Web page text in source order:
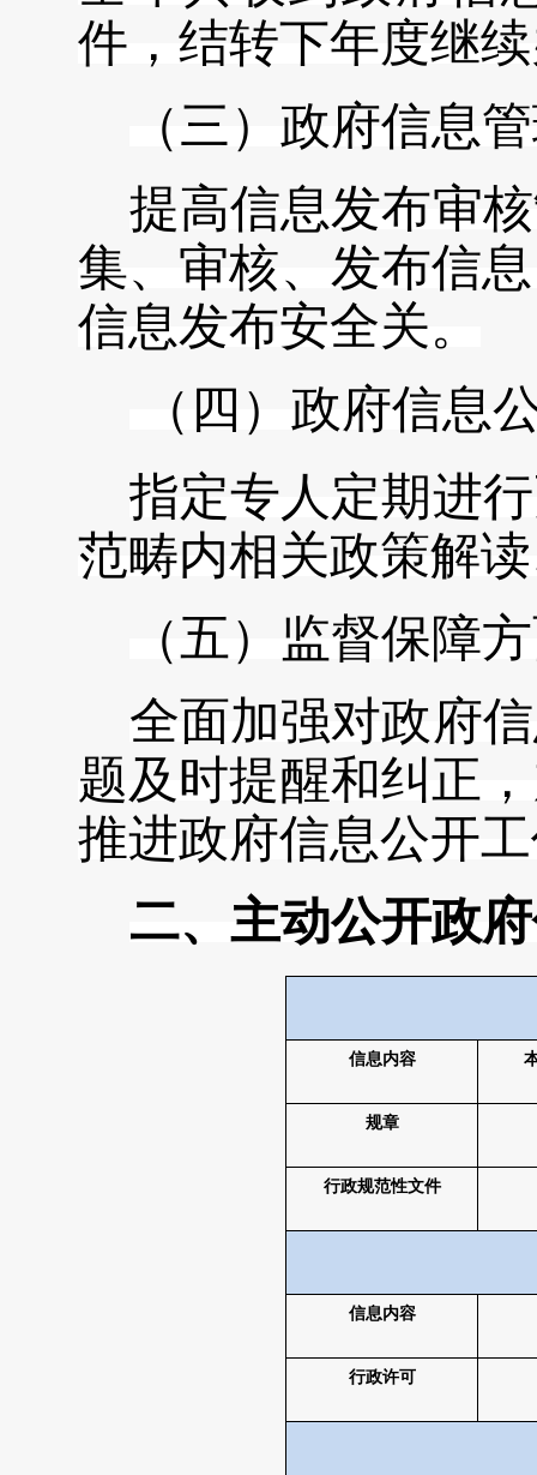
件，结转下年度继
（三）政府信息
提高信息发布审
集、审核、发布信
信息发布安全关。
（ 四 ） 政府信息
指定专人定期进
范畴内相关政策解
（五） 监督保障
全面加强对政府
题及时提醒和纠正
推进政府信息公开
二、主动公开政
信息内容
规章
行政规范性文件
信息内容
行政许可